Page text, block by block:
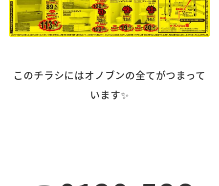
このチラシにはオノブンの全てがつまって
います✨